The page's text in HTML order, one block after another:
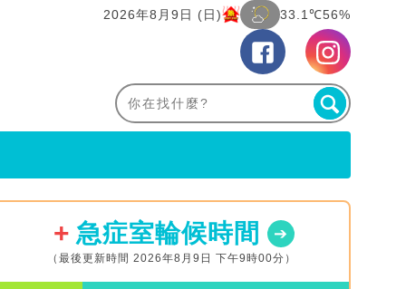
2026年8月9日 (日) 33.1℃56%
急症室輪候時間
（最後更新時間 2026年8月9日 下午9時00分）